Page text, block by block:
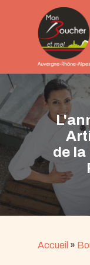
de
Accueil »